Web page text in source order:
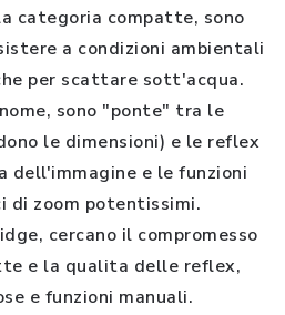
categoria compatte, sono
a condizioni ambientali
per scattare sott'acqua.
sono "ponte" tra le
le dimensioni) e le reflex
dell'immagine e le funzioni
di zoom potentissimi.
cercano il compromesso
e la qualita delle reflex,
e funzioni manuali.